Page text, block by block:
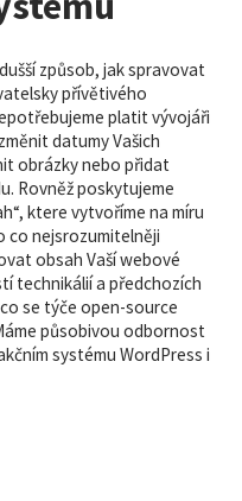
způsob, jak spravovat
přívětivého
platit vývojáři
datumy Vašich
obrázky nebo přidat
Rovněž poskytujeme
ktere vytvoříme na míru
co nejsrozumitelněji
obsah Vaší webové
technikálií a předchozích
se týče open-source
působivou odbornost
systému WordPress i